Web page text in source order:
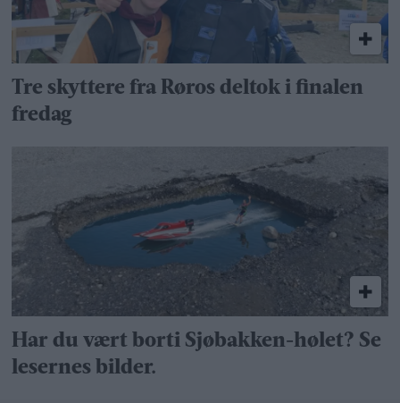
Tre skyttere fra Røros deltok i finalen
fredag
Har du vært borti Sjøbakken-hølet? Se
lesernes bilder.